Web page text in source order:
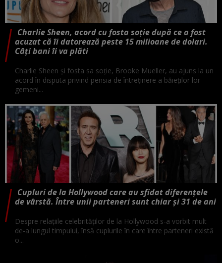
Charlie Sheen, acord cu fosta soție după ce a fost
acuzat că îi datorează peste 15 milioane de dolari.
Câți bani îi va plăti
Charlie Sheen și fosta sa soție, Brooke Mueller, au ajuns la un
acord în disputa privind pensia de întreținere a băieților lor
gemeni...
Cupluri de la Hollywood care au sfidat diferențele
de vârstă. Între unii parteneri sunt chiar și 31 de ani
Despre relațiile celebrităților de la Hollywood s-a vorbit mult
de-a lungul timpului, însă cuplurile în care între parteneri există
o...